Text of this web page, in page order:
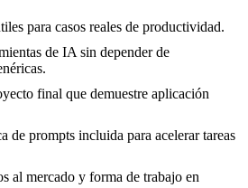
para casos reales de productividad.
de IA sin depender de
final que demuestre aplicación
de prompts incluida para acelerar tareas
al mercado y forma de trabajo en